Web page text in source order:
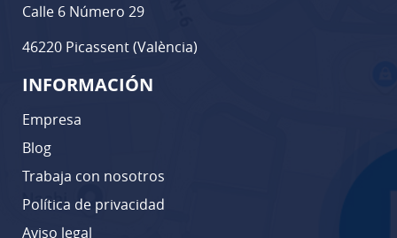
Calle 6 Número 29
46220 Picassent (València)
INFORMACIÓN
Empresa
Blog
Trabaja con nosotros
Política de privacidad
Aviso legal